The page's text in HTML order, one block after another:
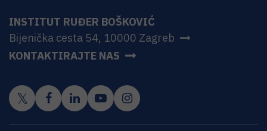
INSTITUT RUĐER BOŠKOVIĆ
Bijenička cesta 54, 10000 Zagreb
KONTAKTIRAJTE NAS